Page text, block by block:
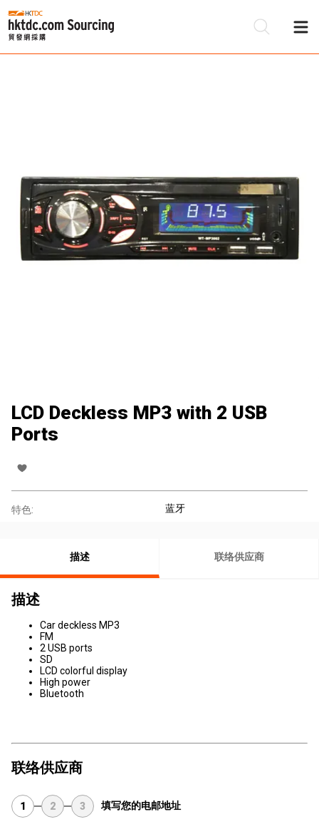
LCD Deckless MP3 with 2 USB
Ports
特色: 蓝牙
描述 联络供应商
描述
Car deckless MP3
FM
2 USB ports
SD
LCD colorful display
High power
Bluetooth
联络供应商
1 2 3 填写您的电邮地址